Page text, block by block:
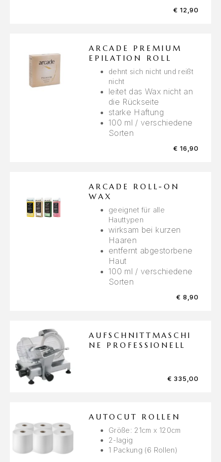
€ 12,90
ARCADE PREMIUM
EPILATION ROLL
dehnt sich nicht und reißt
nicht
leitet das Wax nicht an
die Rückseite
starke Haftung
100 ml / verschiedene
Sorten
€ 16,90
ARCADE ROLL-ON
WAX
geeignet für alle
Hauttypen
wirksam bei kurzen
Haaren
entfernt abgestorbene
Haut
100 ml / verschiedene
Sorten
€ 8,90
AUFSCHNITTMASCHI
NE PROFESSIONELL
€ 335,00
AUTOCUT ROLLEN
Größe: 21cm x 120cm
2-lagig
1 Packung (6 Rollen)